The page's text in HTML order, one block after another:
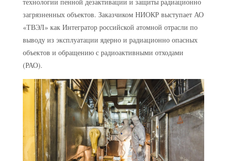
загрязненных объектов. Заказчиком НИОКР выступает АО
«ТВЭЛ» как Интегратор российской атомной отрасли по
выводу из эксплуатации ядерно и радиационно опасных
объектов и обращению с радиоактивными отходами
(РАО).